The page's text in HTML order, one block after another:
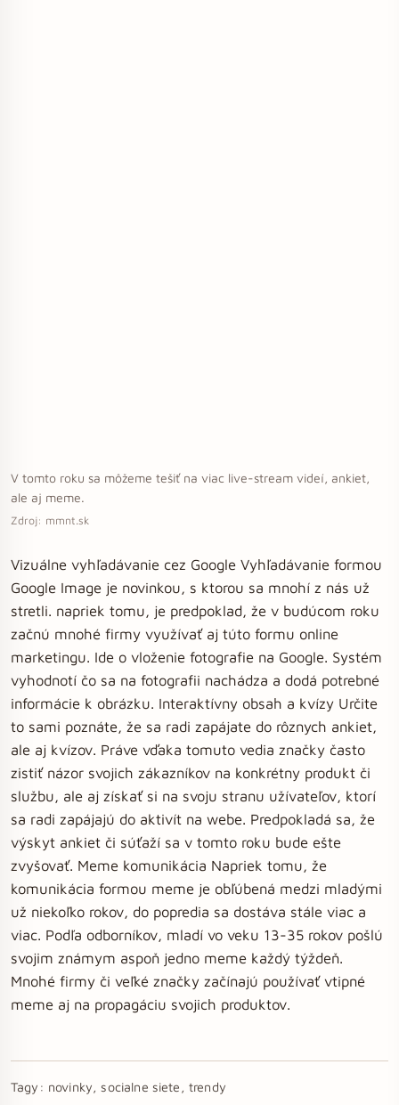
V tomto roku sa môžeme tešiť na viac live-stream videí, ankiet,
ale aj meme.
Zdroj: mmnt.sk
Vizuálne vyhľadávanie cez Google Vyhľadávanie formou
Google Image je novinkou, s ktorou sa mnohí z nás už
stretli. napriek tomu, je predpoklad, že v budúcom roku
začnú mnohé firmy využívať aj túto formu online
marketingu. Ide o vloženie fotografie na Google. Systém
vyhodnotí čo sa na fotografii nachádza a dodá potrebné
informácie k obrázku. Interaktívny obsah a kvízy Určite
to sami poznáte, že sa radi zapájate do rôznych ankiet,
ale aj kvízov. Práve vďaka tomuto vedia značky často
zistiť názor svojich zákazníkov na konkrétny produkt či
službu, ale aj získať si na svoju stranu užívateľov, ktorí
sa radi zapájajú do aktivít na webe. Predpokladá sa, že
výskyt ankiet či súťaží sa v tomto roku bude ešte
zvyšovať. Meme komunikácia Napriek tomu, že
komunikácia formou meme je obľúbená medzi mladými
už niekoľko rokov, do popredia sa dostáva stále viac a
viac. Podľa odborníkov, mladí vo veku 13-35 rokov pošlú
svojim známym aspoň jedno meme každý týždeň.
Mnohé firmy či veľké značky začínajú používať vtipné
meme aj na propagáciu svojich produktov.
Tagy: novinky, socialne siete, trendy